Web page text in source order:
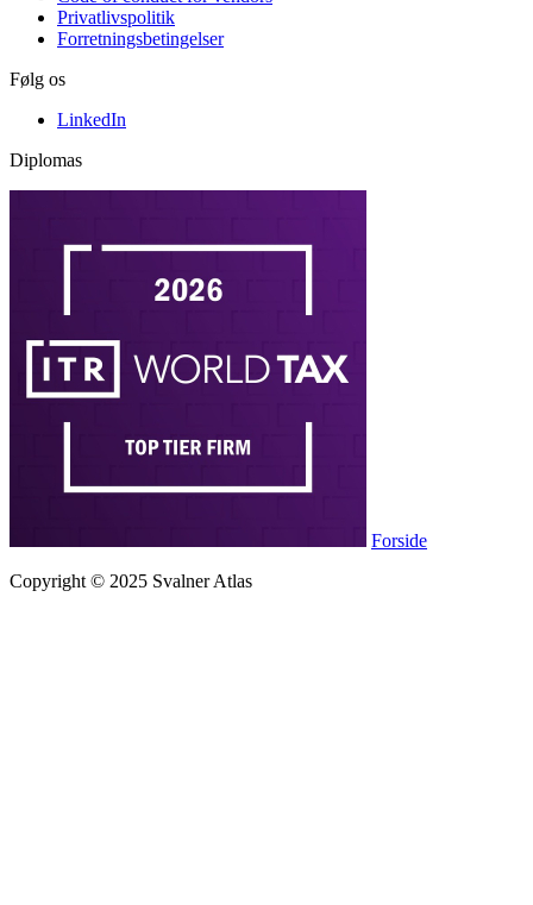
Privatlivspolitik
Forretningsbetingelser
Følg os
LinkedIn
Diplomas
Forside
Copyright © 2025 Svalner Atlas